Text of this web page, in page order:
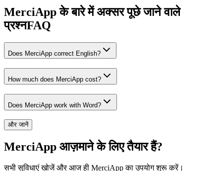
MerciApp के बारे में अक्सर पूछे जाने वाले
प्रश्नFAQ
Does MerciApp correct English?
How much does MerciApp cost?
Does MerciApp work with Word?
और जानें
MerciApp आज़माने के लिए तैयार हैं?
सभी सुविधाएं खोजें और आज ही MerciApp का उपयोग शुरू करें।